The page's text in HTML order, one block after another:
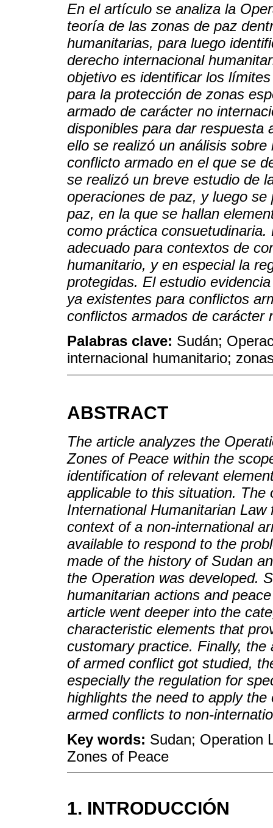
En el artículo se analiza la
teoría de las zonas de paz
humanitarias, para luego
derecho internacional
objetivo es identificar los
para la protección de zonas
armado de carácter no
disponibles para dar respuesta
ello se realizó un análisis
conflicto armado en el que se
se realizó un breve estudio de
operaciones de paz, y luego
paz, en la que se hallan
como práctica
adecuado para contextos de
humanitario, y en especial la
protegidas. El estudio
ya existentes para conflictos
conflictos armados de carácter
Palabras clave: Sudán;
internacional humanitario;
ABSTRACT
The article analyzes the
Zones of Peace within the
identification of relevant
applicable to this situation.
International Humanitarian
context of a non-international
available to respond to the
made of the history of Sudan
the Operation was developed.
humanitarian actions and
article went deeper into the
characteristic elements that
customary practice. Finally,
of armed conflict got studied,
especially the regulation for
highlights the need to apply
armed conflicts to non-
Key words: Sudan; Operation
Zones of Peace
1. INTRODUCCIÓN